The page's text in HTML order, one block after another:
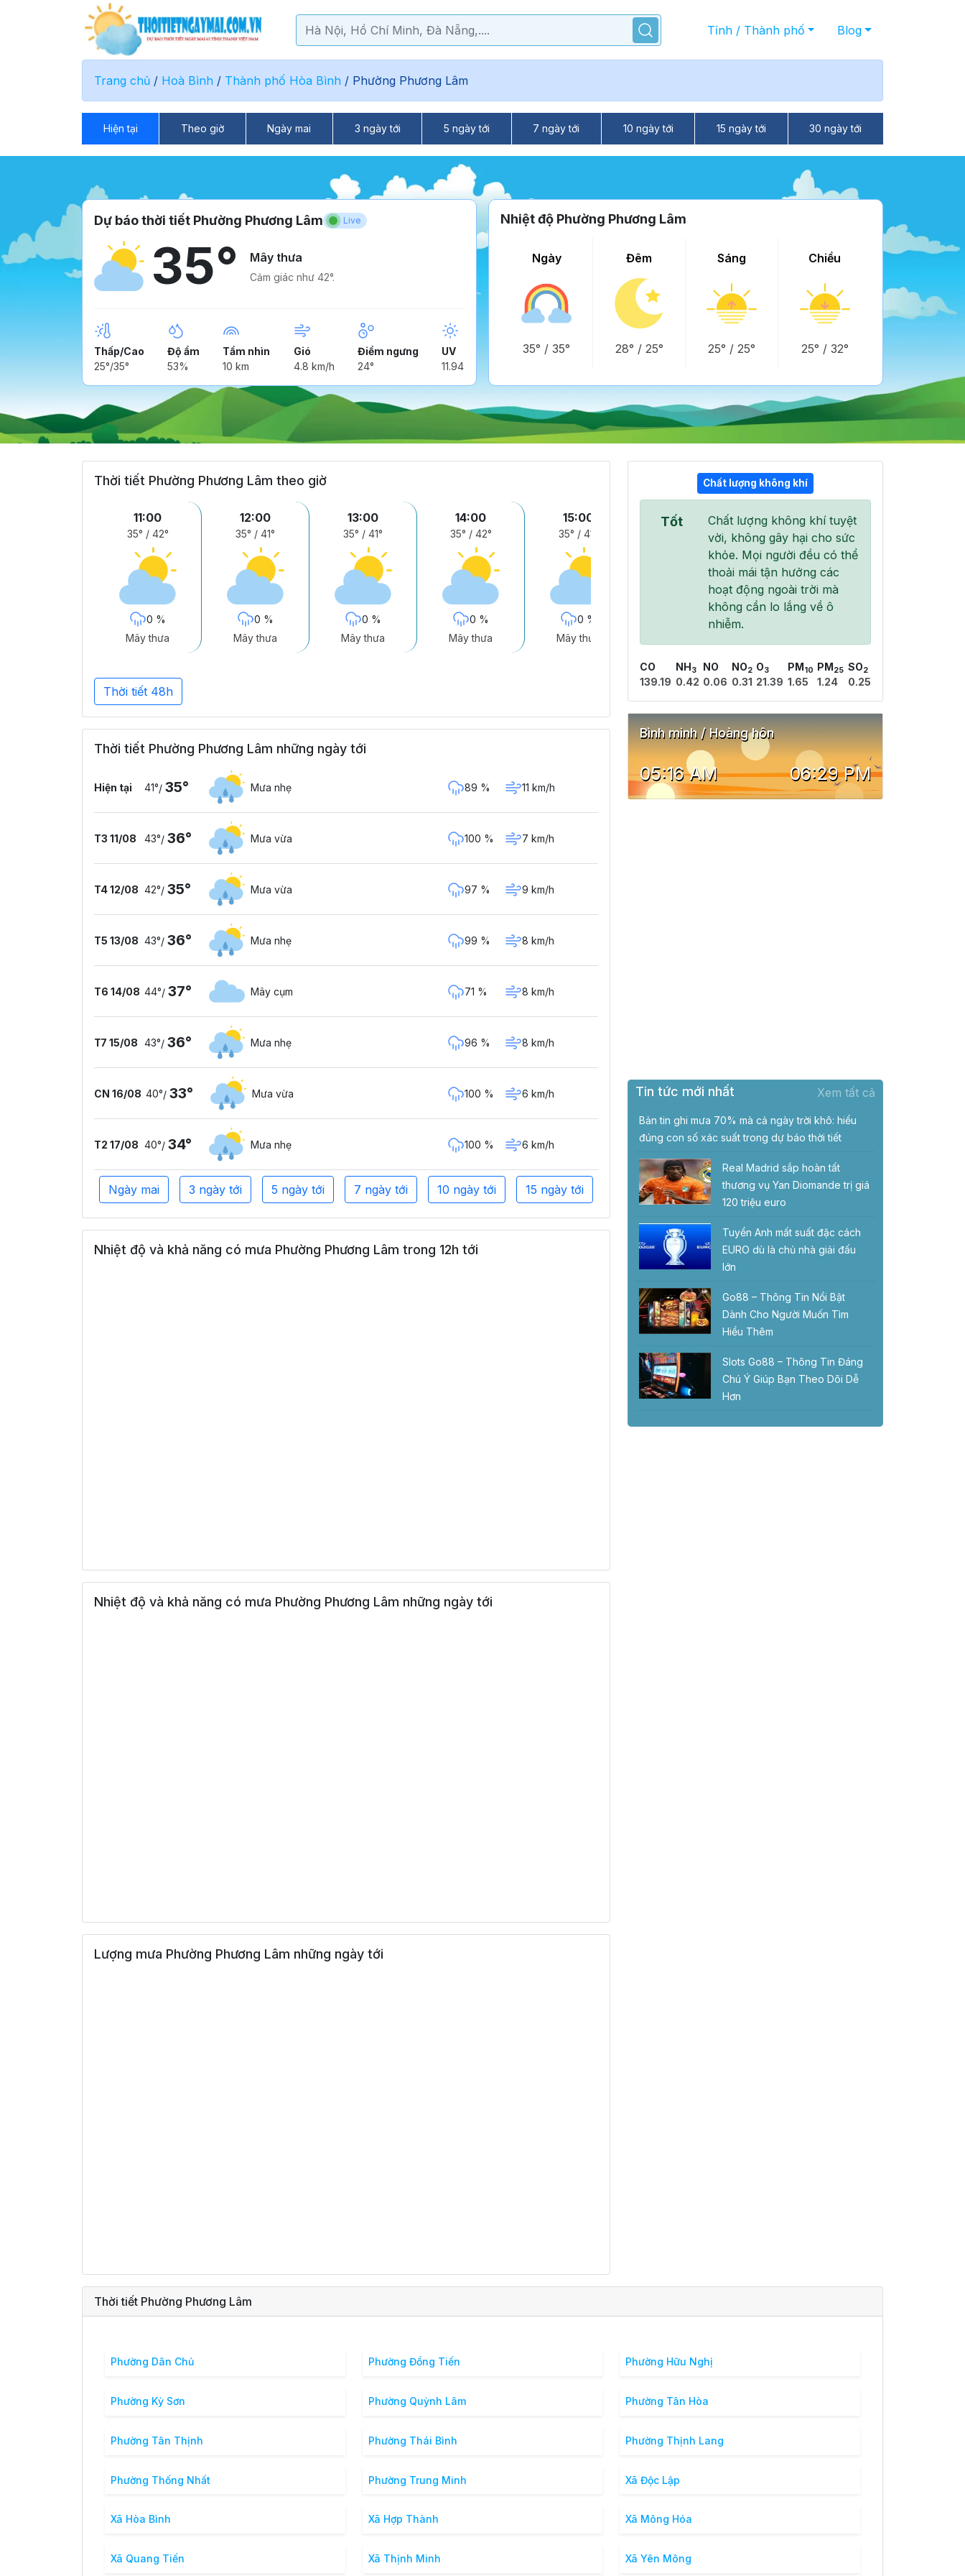
Tỉnh / Thành phố Blog
Trang chủ / Hoà Bình / Thành phố Hòa Bình / Phường Phương Lâm
Hiện tại Theo giờ Ngày mai 3 ngày tới 5 ngày tới 7 ngày tới 10 ngày tới 15 ngày tới 30 ngày tới
Dự báo thời tiết Phường Phương Lâm Live
35° Mây thưa
Cảm giác như 42°.
Thấp/Cao
25°/35°
Độ ẩm
53%
Tầm nhìn
10 km
Gió
4.8 km/h
Điểm ngưng
24°
UV
11.94
Nhiệt độ Phường Phương Lâm
Ngày
35° / 35°
Đêm
28° / 25°
Sáng
25° / 25°
Chiều
25° / 32°
Thời tiết Phường Phương Lâm theo giờ
11:00
35° / 42°
0 %
Mây thưa
12:00
35° / 41°
0 %
Mây thưa
13:00
35° / 41°
0 %
Mây thưa
14:00
35° / 42°
0 %
Mây thưa
15:00
35° / 41°
0 %
Mây thưa
16:00 17:00
35° /42°
Thời tiết 48h
Thời tiết Phường Phương Lâm những ngày tới
Hiện tại 41°/ 35° Mưa nhẹ 89 % 11 km/h
T3 11/08 43°/ 36° Mưa vừa 100 % 7 km/h
T4 12/08 42°/ 35° Mưa vừa 97 % 9 km/h
T5 13/08 43°/ 36° Mưa nhẹ 99 % 8 km/h
T6 14/08 44°/ 37° Mây cụm 71 % 8 km/h
T7 15/08 43°/ 36° Mưa nhẹ 96 % 8 km/h
CN 16/08 40°/ 33° Mưa vừa 100 % 6 km/h
T2 17/08 40°/ 34° Mưa nhẹ 100 % 6 km/h
Ngày mai 3 ngày tới 5 ngày tới 7 ngày tới 10 ngày tới 15 ngày tới
Nhiệt độ và khả năng có mưa Phường Phương Lâm trong 12h tới
Nhiệt độ và khả năng có mưa Phường Phương Lâm những ngày tới
Lượng mưa Phường Phương Lâm những ngày tới
Chất lượng không khí
Tốt
Chất lượng không khí tuyệt
vời, không gây hại cho sức
khỏe. Mọi người đều có thể
thoải mái tận hưởng các
hoạt động ngoài trời mà
không cần lo lắng về ô
nhiễm.
CO
139.19
NH 3
0.42
NO
0.06
NO2
0.31
O3
21.39
PM 10
1.65
PM 25
1.24
SO2
0.25
Bình minh / Hoàng hôn
05:16 AM 06:29 PM
Tin tức mới nhất Xem tất cả
Bản tin ghi mưa 70% mà cả ngày trời khô: hiểu
đúng con số xác suất trong dự báo thời tiết
Real Madrid sắp hoàn tất
thương vụ Yan Diomande trị giá
120 triệu euro
Tuyển Anh mất suất đặc cách
EURO dù là chủ nhà giải đấu
lớn
Go88 – Thông Tin Nổi Bật
Dành Cho Người Muốn Tìm
Hiểu Thêm
Slots Go88 – Thông Tin Đáng
Chú Ý Giúp Bạn Theo Dõi Dễ
Hơn
Thời tiết Phường Phương Lâm
Phường Dân Chủ Phường Đồng Tiến Phường Hữu Nghị
Phường Kỳ Sơn Phường Quỳnh Lâm Phường Tân Hòa
Phường Tân Thịnh Phường Thái Bình Phường Thịnh Lang
Phường Thống Nhất Phường Trung Minh Xã Độc Lập
Xã Hòa Bình Xã Hợp Thành Xã Mông Hóa
Xã Quang Tiến Xã Thịnh Minh Xã Yên Mông